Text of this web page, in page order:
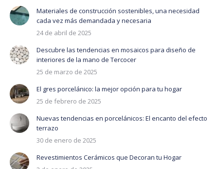
Materiales de construcción sostenibles, una necesidad
cada vez más demandada y necesaria
24 de abril de 2025
Descubre las tendencias en mosaicos para diseño de
interiores de la mano de Tercocer
25 de marzo de 2025
El gres porcelánico: la mejor opción para tu hogar
25 de febrero de 2025
Nuevas tendencias en porcelánicos: El encanto del efecto
terrazo
30 de enero de 2025
Revestimientos Cerámicos que Decoran tu Hogar